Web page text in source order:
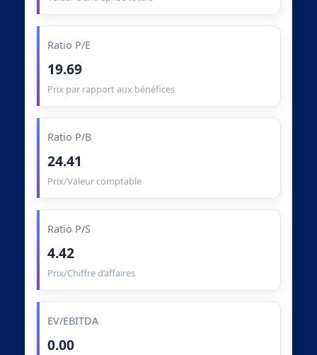
Ratio P/E
19.69
Prix par rapport aux bénéfices
Ratio P/B
24.41
Prix/Valeur comptable
Ratio P/S
4.42
Prix/Chiffre d’affaires
EV/EBITDA
0.00